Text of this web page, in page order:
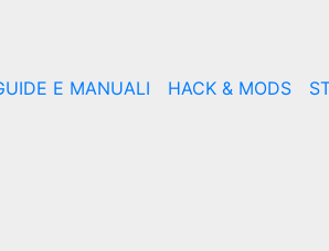
E MANUALI HACK & MODS